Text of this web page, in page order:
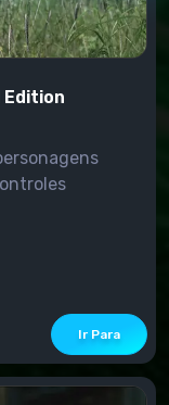
Edition
Ir Para